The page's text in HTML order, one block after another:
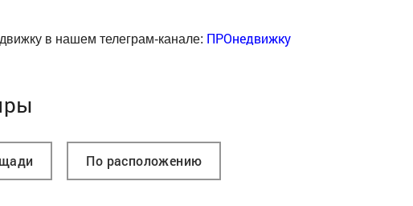
в нашем телеграм-канале: ПРОнедвижку
По расположению